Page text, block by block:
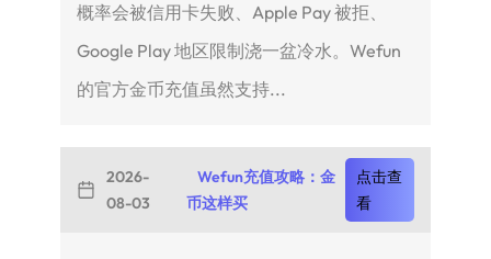
概率会被信用卡失败、Apple Pay 被拒、
Google Play 地区限制浇一盆冷水。Wefun
的官方金币充值虽然支持...
2026-
08-03
Wefun充值攻略：金
币这样买
点击查
看